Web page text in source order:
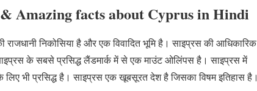
& Amazing facts about Cyprus in Hindi
राजधानी निकोसिया है और एक विवादित भूमि है। साइप्रस की आधिकारिक
के सबसे प्रसिद्ध लैंडमार्क में से एक माउंट ओलिंपस है। साइप्रस में
भी प्रसिद्ध है। साइप्रस एक खूबसूरत देश है जिसका विषम इतिहास है।